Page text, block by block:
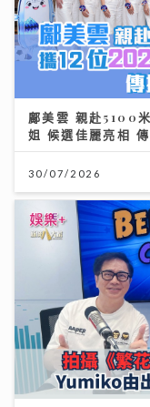
鄺美雲 親赴5100
姐 候選佳麗亮相
30/07/2026